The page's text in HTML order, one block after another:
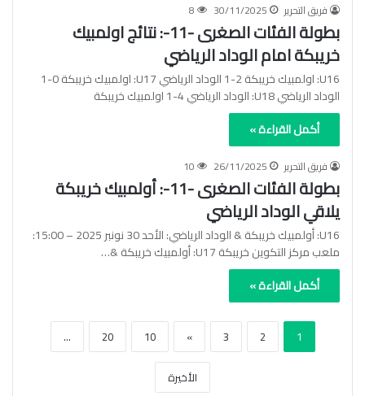
فريق التحرير 30/11/2025
8
بطولة الفئات الصغرى -11-: نتائج اولمبيك
خريبكة امام الوداد الرياضي
U16: اولمبيك خريبكة 2-1 الوداد الرياضي U17: اولمبيك خريبكة 0-1
الوداد الرياضي U18: الوداد الرياضي 4-1 اولمبيك خريبكة
أكمل القراءة »
فريق التحرير 26/11/2025
10
بطولة الفئات الصغرى -11-: أولمبيك خريبكة
يلاقي الوداد الرياضي
U16: أولمبيك خريبكة & الوداد الرياضي: الأحد 30 نونبر 2025 – 15:00:
ملعب مركز التكوين خريبكة U17: أولمبيك خريبكة &…
أكمل القراءة »
1
2
3
»
10
20
...
الأخيرة